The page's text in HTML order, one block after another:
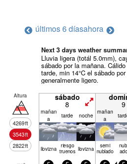
últimos 6 díasahora
Next 3 days weather
Lluvia ligera (totál 5.0mm),
sábado por la mañana.
tarde, min 14°C el sábado
generalmente ligero.
Altura
4269ft
3543ft
2822ft
sábado
8 9
mañan
a
tarde noche mañan
a
llov­izna riesgo
truenos llov­izna semi
nublado ado